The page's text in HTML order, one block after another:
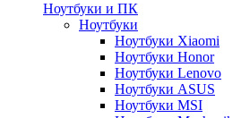
Ноутбуки и ПК
Ноутбуки
Ноутбуки Xiaomi
Ноутбуки Honor
Ноутбуки Lenovo
Ноутбуки ASUS
Ноутбуки MSI